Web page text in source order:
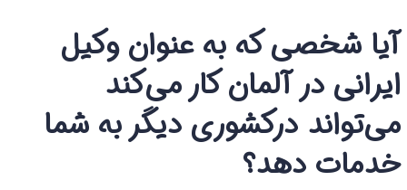
آیا شخصی که به عنوان وکیل
ایرانی در آلمان کار می‌کند‌
می‌تواند درکشوری دیگر به شما
خدمات دهد؟